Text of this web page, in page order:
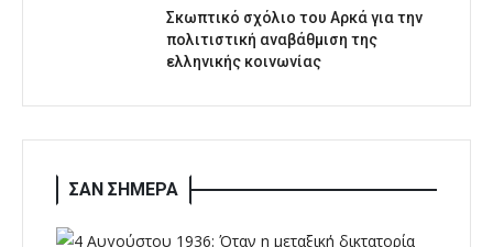
Σκωπτικό σχόλιο του Αρκά για την
πολιτιστική αναβάθμιση της
ελληνικής κοινωνίας
ΣΑΝ ΣΗΜΕΡΑ